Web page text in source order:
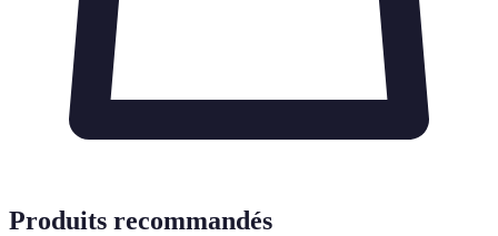
Produits recommandés